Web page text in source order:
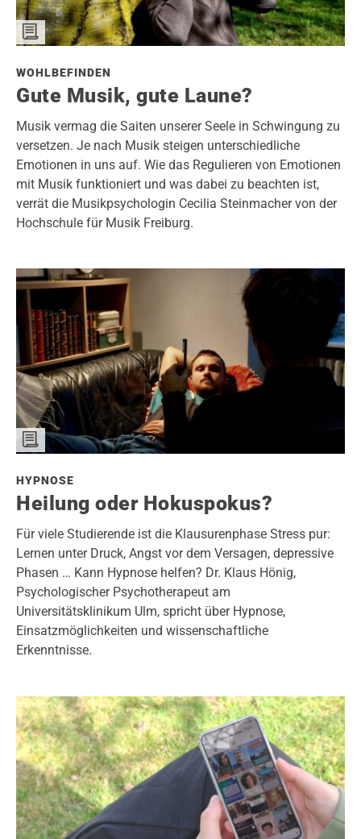
WOHLBEFINDEN
Gute Musik, gute Laune?
Musik vermag die Saiten unserer Seele in Schwingung zu
versetzen. Je nach Musik steigen unterschiedliche
Emotionen in uns auf. Wie das Regulieren von Emotionen
mit Musik funktioniert und was dabei zu beachten ist,
verrät die Musikpsychologin Cecilia Steinmacher von der
Hochschule für Musik Freiburg.
HYPNOSE
Heilung oder Hokuspokus?
Für viele Studierende ist die Klausurenphase Stress pur:
Lernen unter Druck, Angst vor dem Versagen, depressive
Phasen … Kann Hypnose helfen? Dr. Klaus Hönig,
Psychologischer Psychotherapeut am
Universitätsklinikum Ulm, spricht über Hypnose,
Einsatzmöglichkeiten und wissenschaftliche
Erkenntnisse.